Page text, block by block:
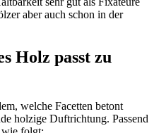
aber auch schon in der
Holz passt zu
welche Facetten betont
holzige Duftrichtung. Passend